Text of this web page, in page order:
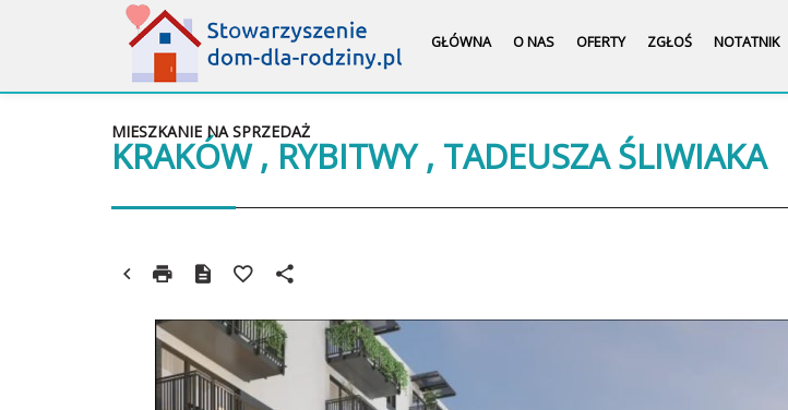
GŁÓWNA O NAS OFERTY ZGŁOŚ NOTATNIK
KRAKÓW , RYBITWY , TADEUSZA ŚLIWIAKA
MIESZKANIE NA SPRZEDAŻ